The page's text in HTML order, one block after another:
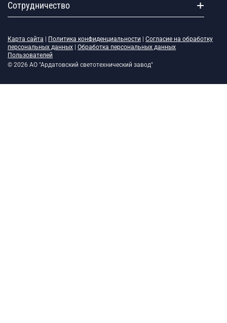
Сотрудничество
Карта сайта Политика конфиденциальности
Согласие на обработку
персональных данных
Обработка персональных данных
Пользователей
© 2026 АО "Ардатовский светотехнический завод"